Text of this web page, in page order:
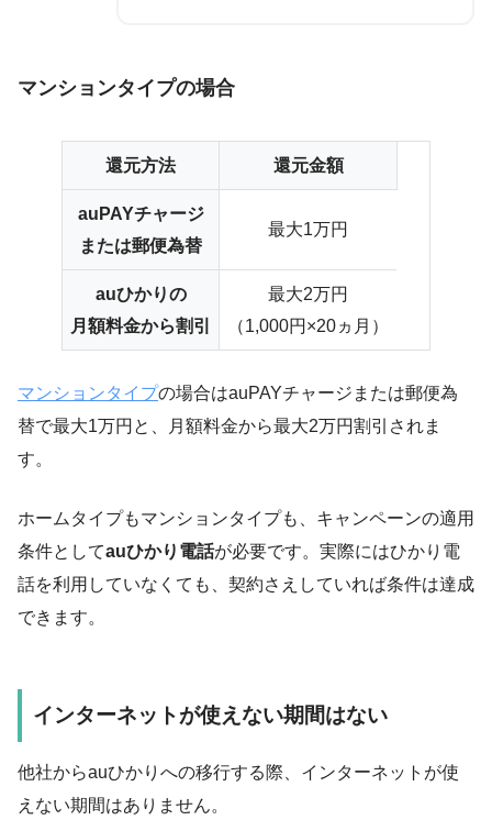
マンションタイプの場合
還元方法 還元金額
auPAYチャージ
または郵便為替
最大1万円
auひかりの
月額料金から割引
最大2万円
（1,000円×20ヵ月）
マンションタイプの場合はauPAYチャージまたは郵便為
替で最大1万円と、月額料金から最大2万円割引されま
す。
ホームタイプもマンションタイプも、キャンペーンの適用
条件としてauひかり電話が必要です。実際にはひかり電
話を利用していなくても、契約さえしていれば条件は達成
できます。
インターネットが使えない期間はない
他社からauひかりへの移行する際、インターネットが使
えない期間はありません。